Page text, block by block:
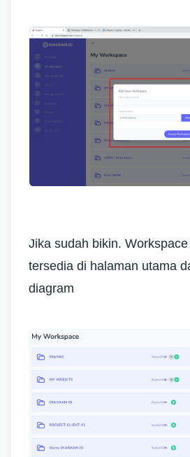
Jika sudah bikin.
tersedia di halaman utama
diagram